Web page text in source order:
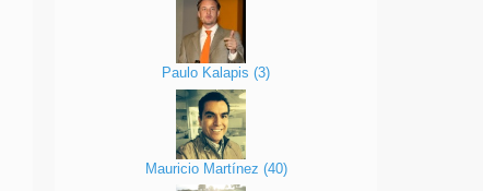
Paulo Kalapis(3)
Mauricio Martínez (40)